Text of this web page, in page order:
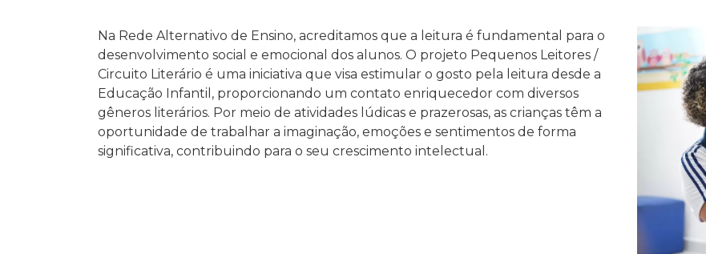
Na Rede Alternativo de Ensino, acreditamos que a leitura é fundamental para o
desenvolvimento social e emocional dos alunos. O projeto Pequenos Leitores /
Circuito Literário é uma iniciativa que visa estimular o gosto pela leitura desde a
Educação Infantil, proporcionando um contato enriquecedor com diversos
gêneros literários. Por meio de atividades lúdicas e prazerosas, as crianças têm a
oportunidade de trabalhar a imaginação, emoções e sentimentos de forma
significativa, contribuindo para o seu crescimento intelectual.